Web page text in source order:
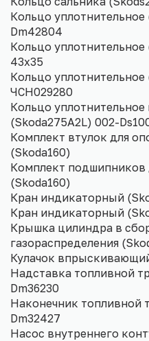
Кольцо
Dm42804
Кольцо
43х35
Кольцо
ЧСН029280
Кольцо
(Skoda275A2L) 002-
Комплект втулок для
(Skoda160)
Комплект подшипников
(Skoda160)
Кран индикаторный
Кран индикаторный
Крышка цилиндра в
газораспределения
Кулачок
Надставка топливной
Dm36230
Наконечник топливной
Dm32427
Насос внутреннего